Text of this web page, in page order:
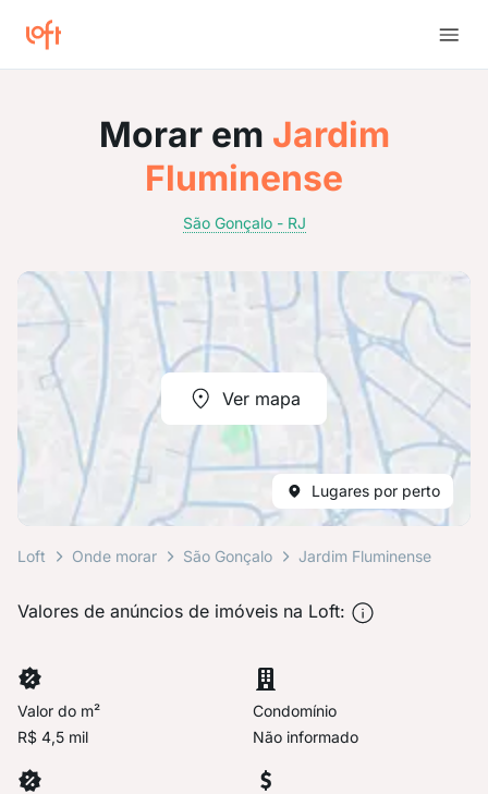
Morar em Jardim
Fluminense
São Gonçalo - RJ
Ver mapa
Lugares por perto
Loft Onde morar São Gonçalo Jardim Fluminense
Valores de anúncios de imóveis na Loft:
Valor do m²
R$ 4,5 mil
Condomínio
Não informado